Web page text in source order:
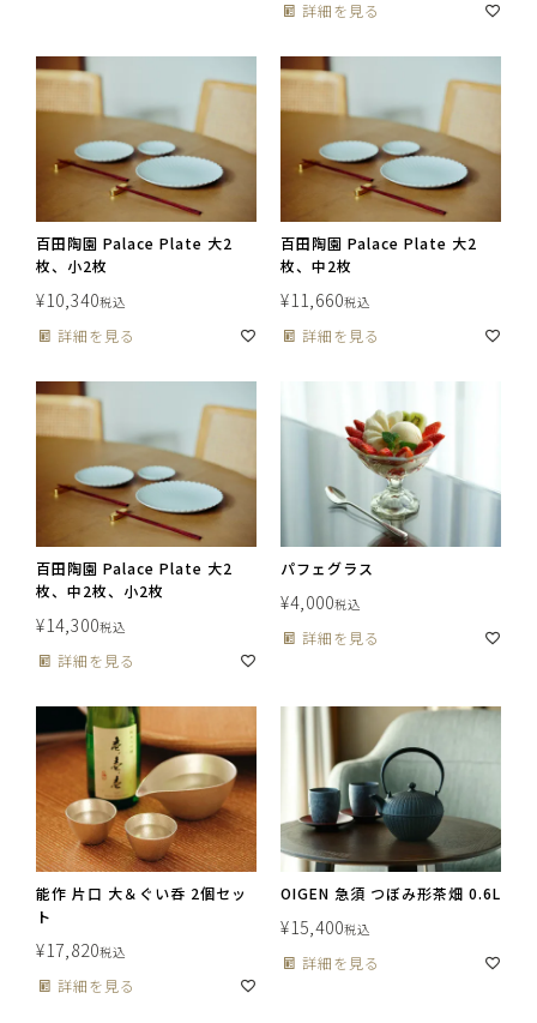
詳細を見る
百田陶園 Palace Plate 大2
枚、小2枚
¥10,340税込
詳細を見る
百田陶園 Palace Plate 大2
枚、中2枚
¥11,660税込
詳細を見る
百田陶園 Palace Plate 大2
枚、中2枚、小2枚
¥14,300税込
詳細を見る
パフェグラス
¥4,000税込
詳細を見る
能作 片口 大＆ぐい呑 2個セッ
ト
¥17,820税込
詳細を見る
OIGEN 急須 つぼみ形茶畑 0.6L
¥15,400税込
詳細を見る